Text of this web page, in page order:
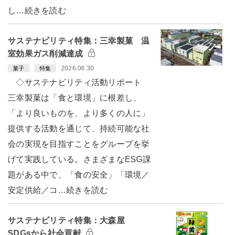
し…続きを読む
サステナビリティ特集：三幸製菓 温
室効果ガス削減達成
菓子 特集 2026.06.30
◇サステナビリティ活動リポート
三幸製菓は「食と環境」に根差し、
「より良いものを、より多くの人に」
提供する活動を通じて、持続可能な社
会の実現を目指すことをグループを挙
げて実践している。さまざまなESG課
題がある中で、「食の安全」「環境／
安定供給／コ…続きを読む
サステナビリティ特集：大森屋